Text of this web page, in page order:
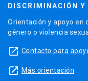
DISCRIMINACIÓN Y
Orientación y apoyo en
género o violencia
launch Contacto para
launch Más orientación